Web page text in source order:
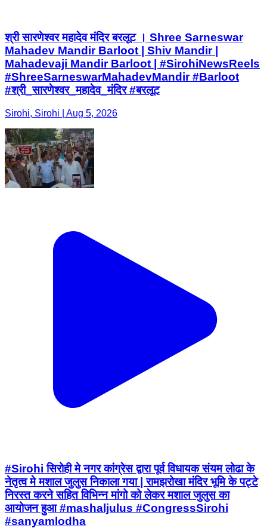
श्री सारणेश्वर महादेव मंदिर बरलूट । Shree Sarneswar
Mahadev Mandir Barloot | Shiv Mandir |
Mahadevaji Mandir Barloot | #SirohiNewsReels
#ShreeSarneswarMahadevMandir #Barloot
#श्री_सारणेश्वर_महादेव_मंदिर #बरलूट
Sirohi, Sirohi | Aug 5, 2026
#Sirohi सिरोही मे नगर कांग्रेस द्वारा पूर्व विधायक संयम लोढा के
नेतृत्व मे मशाल जुलुस निकाला गया | रामझरोखा मंदिर भूमि के पट्टे
निरस्त करने सहित विभिन्न मांगो को लेकर मशाल जुलुस का
आयोजन हुआ #mashaljulus #CongressSirohi
#sanyamlodha